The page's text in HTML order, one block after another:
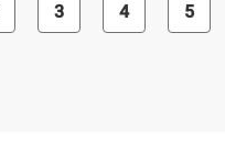
3 4 5